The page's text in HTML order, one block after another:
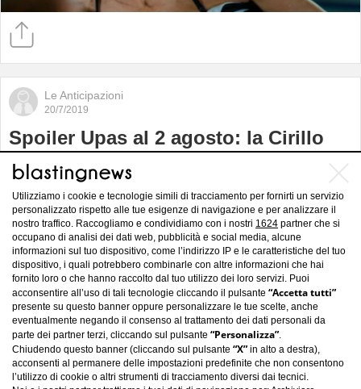
Le Anticipazioni
20/7/2019
Spoiler Upas al 2 agosto: la Cirillo
vuole recuperare la serenità familiare
con Filippo
Utilizziamo i cookie e tecnologie simili di tracciamento per fornirti un servizio
personalizzato rispetto alle tue esigenze di navigazione e per analizzare il
nostro traffico. Raccogliamo e condividiamo con i nostri 1624 partner che si
occupano di analisi dei dati web, pubblicità e social media, alcune
informazioni sul tuo dispositivo, come l’indirizzo IP e le caratteristiche del tuo
dispositivo, i quali potrebbero combinarle con altre informazioni che hai
fornito loro o che hanno raccolto dal tuo utilizzo dei loro servizi. Puoi
acconsentire all’uso di tali tecnologie cliccando il pulsante “Accetta tutti”
presente su questo banner oppure personalizzare le tue scelte, anche
eventualmente negando il consenso al trattamento dei dati personali da
parte dei partner terzi, cliccando sul pulsante “Personalizza”.
Chiudendo questo banner (cliccando sul pulsante “X” in alto a destra),
acconsenti al permanere delle impostazioni predefinite che non consentono
l’utilizzo di cookie o altri strumenti di tracciamento diversi dai tecnici.